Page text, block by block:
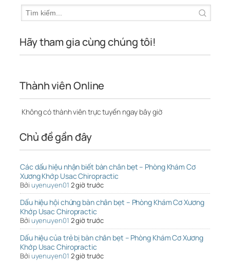
Hãy tham gia cùng chúng tôi!
Thành viên Online
Không có thành viên trực tuyến ngay bây giờ
Chủ đề gần đây
Các dấu hiệu nhận biết bàn chân bẹt – Phòng Khám Cơ
Xương Khớp Usac Chiropractic
Bởi uyenuyen01 2 giờ trước
Dấu hiệu hội chứng bàn chân bẹt – Phòng Khám Cơ Xương
Khớp Usac Chiropractic
Bởi uyenuyen01 2 giờ trước
Dấu hiệu của trẻ bị bàn chân bẹt – Phòng Khám Cơ Xương
Khớp Usac Chiropractic
Bởi uyenuyen01 2 giờ trước